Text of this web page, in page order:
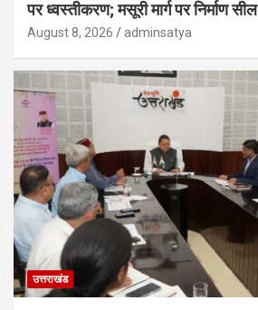
पर ध्वस्तीकरण; मसूरी मार्ग पर निर्माण सील
August 8, 2026 adminsatya
उत्तराखंड